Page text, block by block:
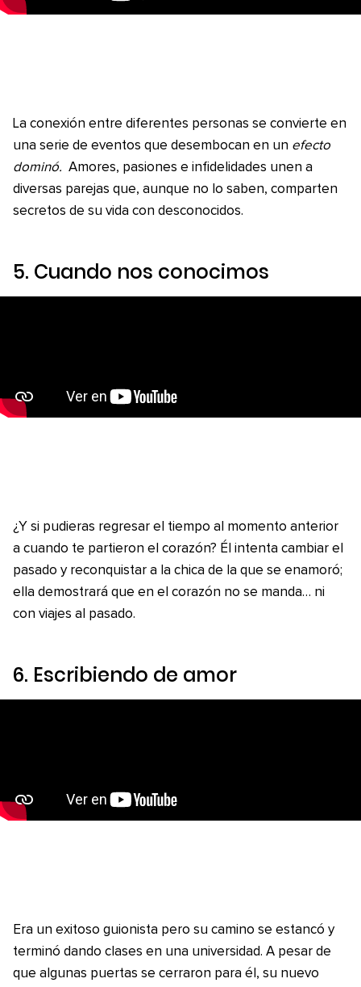
La conexión entre diferentes personas se convierte en
una serie de eventos que desembocan en un efecto
dominó. Amores, pasiones e infidelidades unen a
diversas parejas que, aunque no lo saben, comparten
secretos de su vida con desconocidos.
5. Cuando nos conocimos
¿Y si pudieras regresar el tiempo al momento anterior
a cuando te partieron el corazón? Él intenta cambiar el
pasado y reconquistar a la chica de la que se enamoró;
ella demostrará que en el corazón no se manda… ni
con viajes al pasado.
6. Escribiendo de amor
Era un exitoso guionista pero su camino se estancó y
terminó dando clases en una universidad. A pesar de
que algunas puertas se cerraron para él, su nuevo